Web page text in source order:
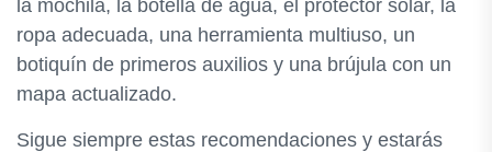
la mochila, la botella de agua, el protector solar, la
ropa adecuada, una herramienta multiuso, un
botiquín de primeros auxilios y una brújula con un
mapa actualizado.
Sigue siempre estas recomendaciones y estarás